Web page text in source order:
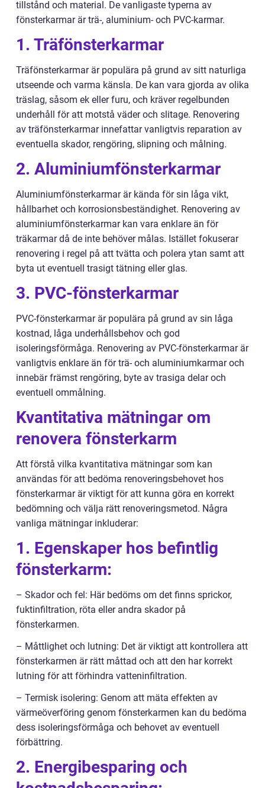
tillstånd och material. De vanligaste typerna av
fönsterkarmar är trä-, aluminium- och PVC-karmar.
1. Träfönsterkarmar
Träfönsterkarmar är populära på grund av sitt naturliga
utseende och varma känsla. De kan vara gjorda av olika
träslag, såsom ek eller furu, och kräver regelbunden
underhåll för att motstå väder och slitage. Renovering
av träfönsterkarmar innefattar vanligtvis reparation av
eventuella skador, rengöring, slipning och målning.
2. Aluminiumfönsterkarmar
Aluminiumfönsterkarmar är kända för sin låga vikt,
hållbarhet och korrosionsbeständighet. Renovering av
aluminiumfönsterkarmar kan vara enklare än för
träkarmar då de inte behöver målas. Istället fokuserar
renovering i regel på att tvätta och polera ytan samt att
byta ut eventuell trasigt tätning eller glas.
3. PVC-fönsterkarmar
PVC-fönsterkarmar är populära på grund av sin låga
kostnad, låga underhållsbehov och god
isoleringsförmåga. Renovering av PVC-fönsterkarmar är
vanligtvis enklare än för trä- och aluminiumkarmar och
innebär främst rengöring, byte av trasiga delar och
eventuell ommålning.
Kvantitativa mätningar om
renovera fönsterkarm
Att förstå vilka kvantitativa mätningar som kan
användas för att bedöma renoveringsbehovet hos
fönsterkarmar är viktigt för att kunna göra en korrekt
bedömning och välja rätt renoveringsmetod. Några
vanliga mätningar inkluderar:
1. Egenskaper hos befintlig
fönsterkarm:
– Skador och fel: Här bedöms om det finns sprickor,
fuktinfiltration, röta eller andra skador på
fönsterkarmen.
– Måttlighet och lutning: Det är viktigt att kontrollera att
fönsterkarmen är rätt måttad och att den har korrekt
lutning för att förhindra vatteninfiltration.
– Termisk isolering: Genom att mäta effekten av
värmeöverföring genom fönsterkarmen kan du bedöma
dess isoleringsförmåga och behovet av eventuell
förbättring.
2. Energibesparing och